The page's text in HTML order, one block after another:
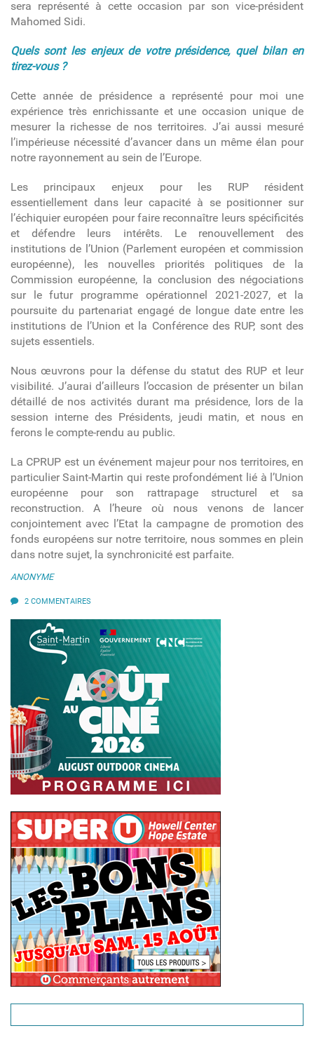
sera représenté à cette occasion par son vice-président
Mahomed Sidi.
Quels sont les enjeux de votre présidence, quel bilan en
tirez-vous ?
Cette année de présidence a représenté pour moi une
expérience très enrichissante et une occasion unique de
mesurer la richesse de nos territoires. J’ai aussi mesuré
l’impérieuse nécessité d’avancer dans un même élan pour
notre rayonnement au sein de l’Europe.
Les principaux enjeux pour les RUP résident
essentiellement dans leur capacité à se positionner sur
l’échiquier européen pour faire reconnaître leurs spécificités
et défendre leurs intérêts. Le renouvellement des
institutions de l’Union (Parlement européen et commission
européenne), les nouvelles priorités politiques de la
Commission européenne, la conclusion des négociations
sur le futur programme opérationnel 2021-2027, et la
poursuite du partenariat engagé de longue date entre les
institutions de l’Union et la Conférence des RUP, sont des
sujets essentiels.
Nous œuvrons pour la défense du statut des RUP et leur
visibilité. J’aurai d’ailleurs l’occasion de présenter un bilan
détaillé de nos activités durant ma présidence, lors de la
session interne des Présidents, jeudi matin, et nous en
ferons le compte-rendu au public.
La CPRUP est un événement majeur pour nos territoires, en
particulier Saint-Martin qui reste profondément lié à l’Union
européenne pour son rattrapage structurel et sa
reconstruction. A l’heure où nous venons de lancer
conjointement avec l’Etat la campagne de promotion des
fonds européens sur notre territoire, nous sommes en plein
dans notre sujet, la synchronicité est parfaite.
ANONYME
2 COMMENTAIRES